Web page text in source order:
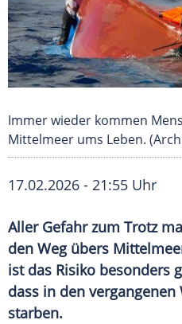
Immer wieder kommen
Mittelmeer ums Leben.
17.02.2026 - 21:55 Uhr
Aller Gefahr zum Trotz
den Weg übers
ist das Risiko besonders
dass in den
starben.